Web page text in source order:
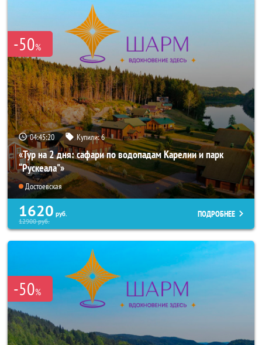
-50%
04:45:18 Купили:6
«Тур на 2 дня: сафари по водопадам Карелии и парк
“Рускеала"»
Достоевская
1620 руб.
12900руб.
ПОДРОБНЕЕ
-50%